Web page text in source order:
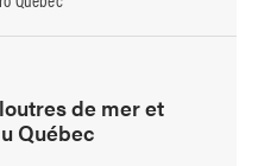
de mer et
Québec